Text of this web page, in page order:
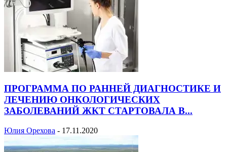
ПРОГРАММА ПО РАННЕЙ ДИАГНОСТИКЕ И
ЛЕЧЕНИЮ ОНКОЛОГИЧЕСКИХ
ЗАБОЛЕВАНИЙ ЖКТ СТАРТОВАЛА В...
Юлия Орехова - 17.11.2020